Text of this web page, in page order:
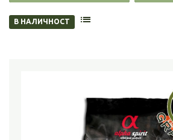
В НАЛИЧНОСТ